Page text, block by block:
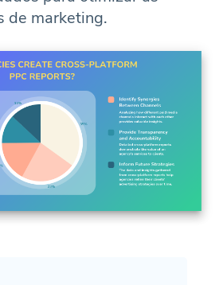
de marketing.